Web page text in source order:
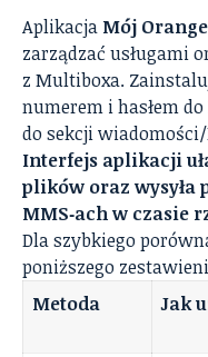
Aplikacja Mój Orange
zarządzać usługami
z Multiboxa.
numerem i hasłem
do sekcji
Interfejs aplikacji
plików oraz wysyła
MMS‑ach w czasie
Dla szybkiego
poniższego
Metoda
Jak